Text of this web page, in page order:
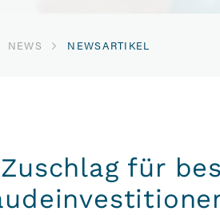
NEWS NEWSARTIKEL
für